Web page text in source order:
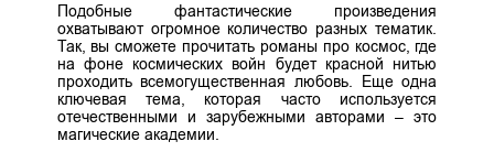
Подобные фантастические произведения
охватывают огромное количество разных тематик.
Так, вы сможете прочитать романы про космос, где
на фоне космических войн будет красной нитью
проходить всемогущественная любовь. Еще одна
ключевая тема, которая часто используется
отечественными и зарубежными авторами – это
магические академии.